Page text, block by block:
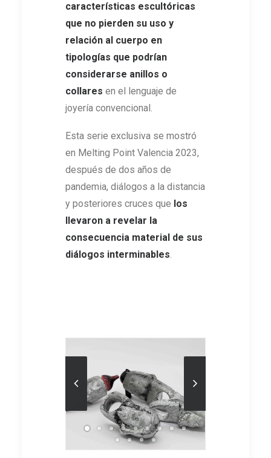
características escultóricas
que no pierden su uso y
relación al cuerpo en
tipologías que podrían
considerarse anillos o
collares en el lenguaje de
joyería convencional.
Esta serie exclusiva se mostró
en Melting Point Valencia 2023,
después de dos años de
pandemia, diálogos a la distancia
y posteriores cruces que los
llevaron a revelar la
consecuencia material de sus
diálogos interminables.